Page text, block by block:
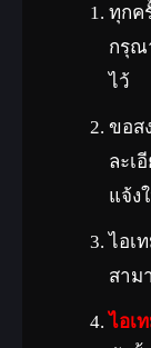
ทุกค
กรุณ
ไว้
ขอส
ละเ
แจ้ง
ไอเ
สาม
ไอเ